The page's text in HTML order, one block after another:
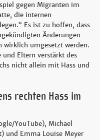
gegen Migranten im
die internen
Es ist zu hoffen, dass
Änderungen
wirklich umgesetzt werden.
und Eltern verstärkt des
nicht allein mit Hass und
rechten Hass im
YouTube), Michael
und Emma Louise Meyer